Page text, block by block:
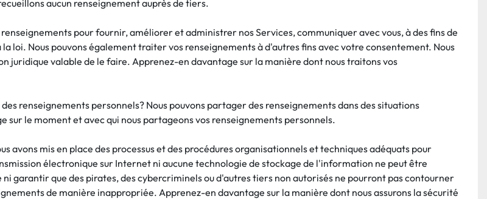
aucun renseignement auprès de tiers.
pour fournir, améliorer et administrer nos Services, communiquer avec vous, à des fins de
loi. Nous pouvons également traiter vos renseignements à d'autres fins avec votre consentement. Nous
juridique valable de le faire. Apprenez-en davantage sur la manière dont nous traitons vos
renseignements personnels? Nous pouvons partager des renseignements dans des situations
le moment et avec qui nous partageons vos renseignements personnels.
avons mis en place des processus et des procédures organisationnels et techniques adéquats pour
électronique sur Internet ni aucune technologie de stockage de l'information ne peut être
garantir que des pirates, des cybercriminels ou d'autres tiers non autorisés ne pourront pas contourner
de manière inappropriée. Apprenez-en davantage sur la manière dont nous assurons la sécurité